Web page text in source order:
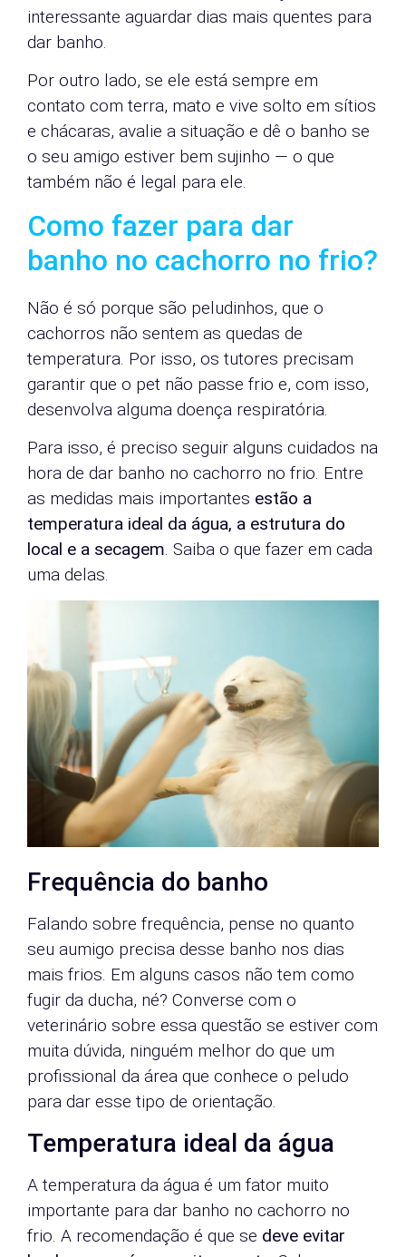
interessante aguardar dias mais quentes para
dar banho.
Por outro lado, se ele está sempre em
contato com terra, mato e vive solto em sítios
e chácaras, avalie a situação e dê o banho se
o seu amigo estiver bem sujinho — o que
também não é legal para ele.
Como fazer para dar
banho no cachorro no frio?
Não é só porque são peludinhos, que o
cachorros não sentem as quedas de
temperatura. Por isso, os tutores precisam
garantir que o pet não passe frio e, com isso,
desenvolva alguma doença respiratória.
Para isso, é preciso seguir alguns cuidados na
hora de dar banho no cachorro no frio. Entre
as medidas mais importantes estão a
temperatura ideal da água, a estrutura do
local e a secagem. Saiba o que fazer em cada
uma delas.
Frequência do banho
Falando sobre frequência, pense no quanto
seu aumigo precisa desse banho nos dias
mais frios. Em alguns casos não tem como
fugir da ducha, né? Converse com o
veterinário sobre essa questão se estiver com
muita dúvida, ninguém melhor do que um
profissional da área que conhece o peludo
para dar esse tipo de orientação.
Temperatura ideal da água
A temperatura da água é um fator muito
importante para dar banho no cachorro no
frio. A recomendação é que se deve evitar